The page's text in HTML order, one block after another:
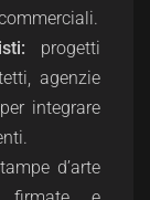
progetti
agenzie
integrare
d’arte